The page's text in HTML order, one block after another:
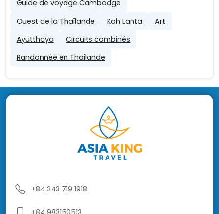
Guide de voyage Cambodge
Ouest de la Thaïlande
Koh Lanta
Art
Ayutthaya
Circuits combinés
Randonnée en Thailande
+84 243 719 1918